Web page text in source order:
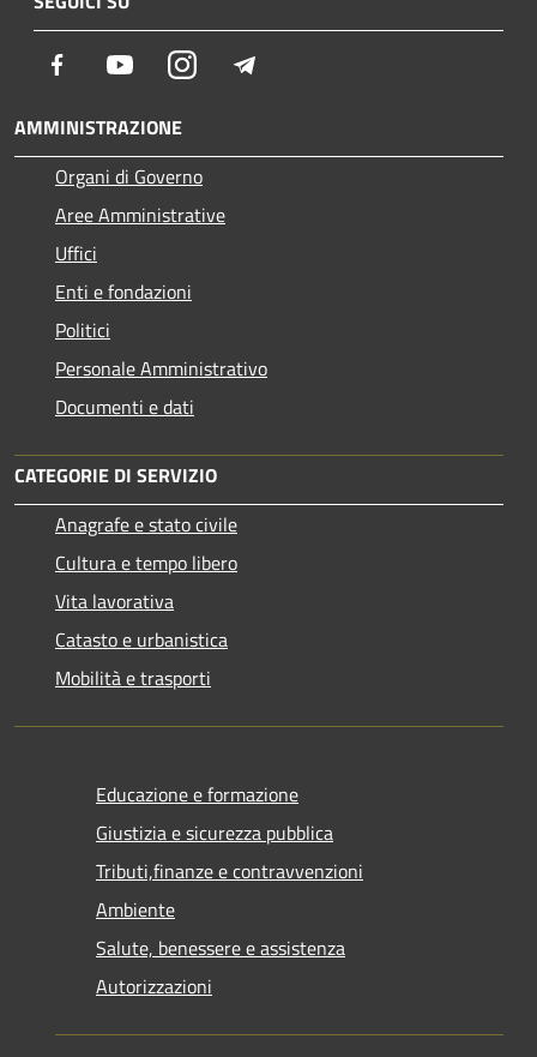
Facebook YoutubeInstagram
AMMINISTRAZIONE
Organi di Governo
Aree Amministrative
Uffici
Enti e fondazioni
Politici
Personale Amministrativo
Documenti e dati
CATEGORIE DI SERVIZIO
Anagrafe e stato civile
Cultura e tempo libero
Vita lavorativa
Catasto e urbanistica
Mobilità e trasporti
Educazione e formazione
Giustizia e sicurezza pubblica
Tributi,finanze e contravvenzioni
Ambiente
Salute, benessere e assistenza
Autorizzazioni